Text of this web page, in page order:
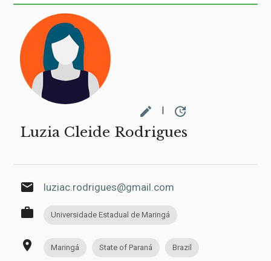
edit update
Luzia Cleide Rodrigues
email luziac.rodrigues@gmail.com
work Universidade Estadual de Maringá
place Maringá State of Paraná Brazil